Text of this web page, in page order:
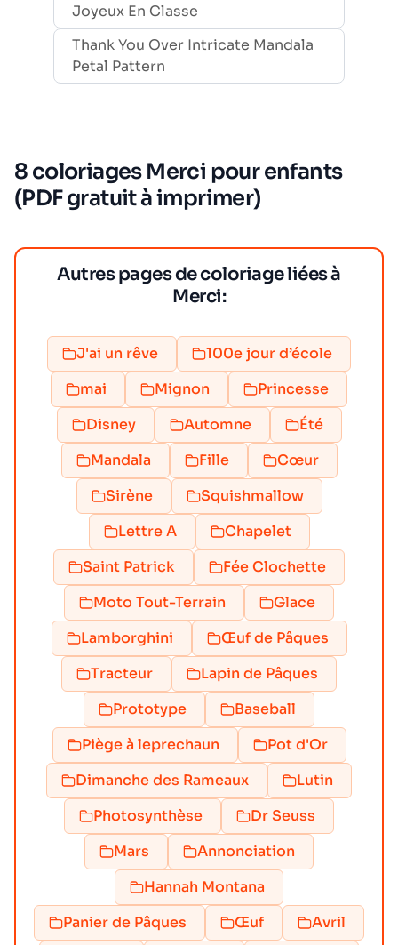
Joyeux En Classe
Thank You Over Intricate Mandala
Petal Pattern
8 coloriages Merci pour enfants
(PDF gratuit à imprimer)
Autres pages de coloriage liées à
Merci:
J'ai un rêve
100e jour d’école
mai
Mignon
Princesse
Disney
Automne
Été
Mandala
Fille
Cœur
Sirène
Squishmallow
Lettre A
Chapelet
Saint Patrick
Fée Clochette
Moto Tout-Terrain
Glace
Lamborghini
Œuf de Pâques
Tracteur
Lapin de Pâques
Prototype
Baseball
Piège à leprechaun
Pot d'Or
Dimanche des Rameaux
Lutin
Photosynthèse
Dr Seuss
Mars
Annonciation
Hannah Montana
Panier de Pâques
Œuf
Avril